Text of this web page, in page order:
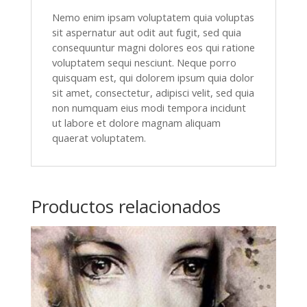
Nemo enim ipsam voluptatem quia voluptas
sit aspernatur aut odit aut fugit, sed quia
consequuntur magni dolores eos qui ratione
voluptatem sequi nesciunt. Neque porro
quisquam est, qui dolorem ipsum quia dolor
sit amet, consectetur, adipisci velit, sed quia
non numquam eius modi tempora incidunt
ut labore et dolore magnam aliquam
quaerat voluptatem.
Productos relacionados